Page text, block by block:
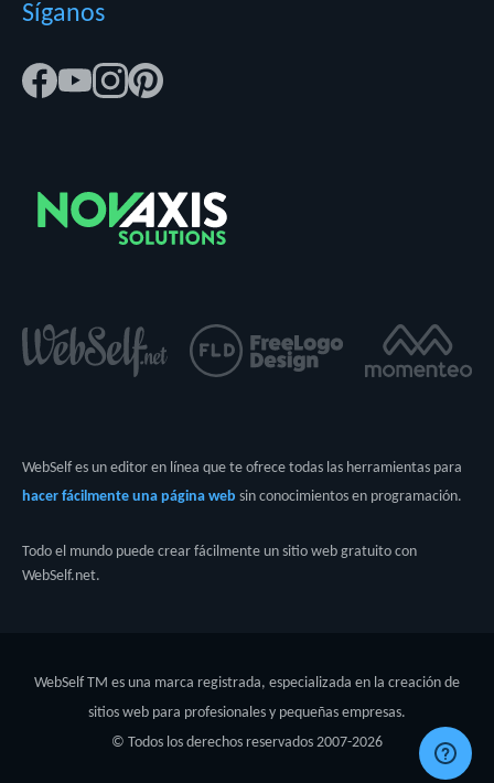
Síganos
WebSelf es un editor en línea que te ofrece todas las herramientas para
hacer fácilmente una página web sin conocimientos en programación.
Todo el mundo puede crear fácilmente un sitio web gratuito con
WebSelf.net.
WebSelf TM es una marca registrada, especializada en la creación de
sitios web para profesionales y pequeñas empresas.
© Todos los derechos reservados 2007-2026